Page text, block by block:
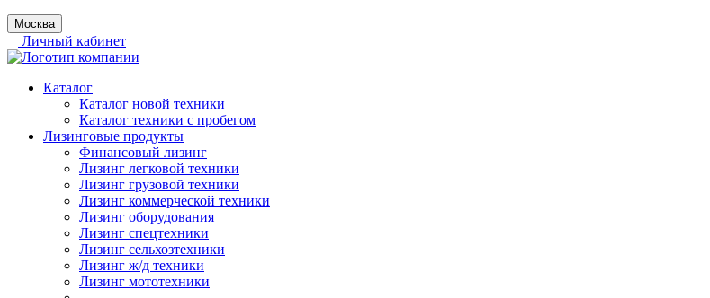
Москва
Личный кабинет
Каталог
Каталог новой техники
Каталог техники с пробегом
Лизинговые продукты
Финансовый лизинг
Лизинг легковой техники
Лизинг грузовой техники
Лизинг коммерческой техники
Лизинг оборудования
Лизинг спецтехники
Лизинг сельхозтехники
Лизинг ж/д техники
Лизинг мототехники